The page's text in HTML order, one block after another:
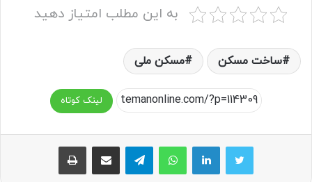
به این مطلب امتیاز دهید
ساخت مسکن مسکن ملی
لینک کوتاه
واتس آپ تلگرام اشتراک گذاری از طریق ایمیل چاپ